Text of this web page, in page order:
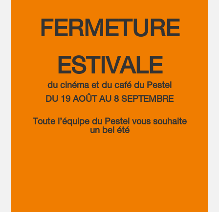
FERMETURE
ESTIVALE
du cinéma et du café du Pestel
DU 19 AOÛT AU 8 SEPTEMBRE
Toute l’équipe du Pestel vous souhaite
un bel été